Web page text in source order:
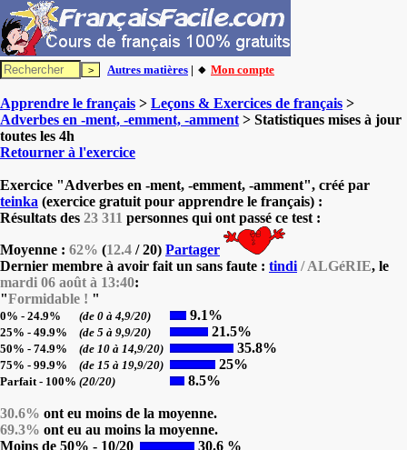
Autres matières | 🔸 Mon compte
Apprendre le français > Leçons & Exercices de français >
Adverbes en -ment, -emment, -amment > Statistiques mises à jour
toutes les 4h
Retourner à l'exercice
Exercice "Adverbes en -ment, -emment, -amment", créé par
teinka (exercice gratuit pour apprendre le français) :
Résultats des 23 311 personnes qui ont passé ce test :
Moyenne : 62% (12.4 / 20) Partager
Dernier membre à avoir fait un sans faute : tindi / ALGéRIE, le
mardi 06 août à 13:40:
"Formidable ! "
0% - 24.9% (de 0 à 4,9/20) 9.1%
25% - 49.9% (de 5 à 9,9/20) 21.5%
50% - 74.9% (de 10 à 14,9/20) 35.8%
75% - 99.9% (de 15 à 19,9/20) 25%
Parfait - 100% (20/20) 8.5%
30.6% ont eu moins de la moyenne.
69.3% ont eu au moins la moyenne.
Moins de 50% - 10/20
30.6 %